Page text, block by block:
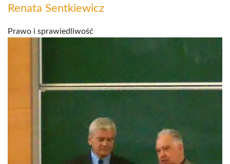
Renata Sentkiewicz
Prawo i sprawiedliwość